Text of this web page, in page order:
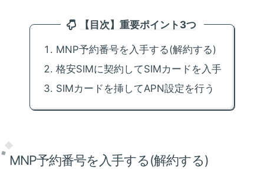
【目次】重要ポイント3つ
MNP予約番号を入手する(解約する)
格安SIMに契約してSIMカードを入手
SIMカードを挿してAPN設定を行う
MNP予約番号を入手する(解約する)